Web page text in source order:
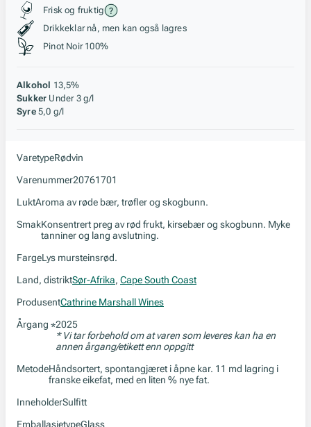
Stil, lagring og råstoff
Frisk og fruktig
Drikkeklar nå, men kan også lagres
Pinot Noir 100%
Alkohol 13,5%
Sukker Under 3 g/l
Syre 5,0 g/l
VaretypeRødvin
Varenummer20761701
LuktAroma av røde bær, trøfler og skogbunn.
SmakKonsentrert preg av rød frukt, kirsebær og skogbunn. Myke
tanniner og lang avslutning.
FargeLys mursteinsrød.
Land, distriktSør-Afrika, Cape South Coast
ProdusentCathrine Marshall Wines
Årgang *2025
* Vi tar forbehold om at varen som leveres kan ha en
annen årgang/etikett enn oppgitt
MetodeHåndsortert, spontangjæret i åpne kar. 11 md lagring i
franske eikefat, med en liten % nye fat.
InneholderSulfitt
EmballasjetypeGlass